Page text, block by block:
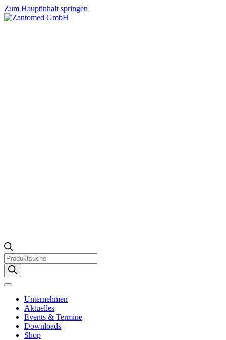
Zum Hauptinhalt springen
Products
search
Unternehmen
Aktuelles
Events & Termine
Downloads
Shop